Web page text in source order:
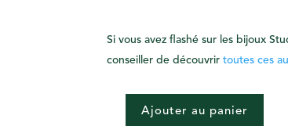
Si vous avez flashé sur les bijoux
conseiller de découvrir toutes ces
QUANTITÉ
Ajouter au panier